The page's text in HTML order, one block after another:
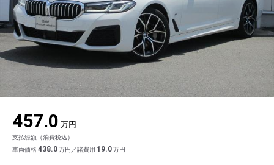
エリア別最新ニュース
品質と保証
ローン・リース
自動車保険
カタログ情報
マイアカウント
マイリスト
保存した検索条件
問合せ履歴
アカウントの確認・編集
ログアウト
アフターサービス
車検／定期点検
コーティング
タイヤ交換
ボディ修理
エンジンオイル
企業情報
企業概要
業績決算情報
プレスリリース
ヤナセの歴史
採用情報
リンク
メルセデス・ベンツ認定中古車
BMW認定中古車
フォルクスワーゲン認定中古車
AUDI認定中古車
プライバシーポリシー ソーシャルメディアポリシー
利用規約 会社概要
金融商品の勧誘方針
退会について
457.0 万円
支払総額（消費税込）
車両価格438.0万円／諸費用 19.0万円
キャンセル
地図を見る
在庫一覧
キャンセル